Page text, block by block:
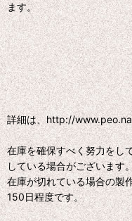
ます。
詳細は、http://
在庫を確保すべく努力をし
している場合がございます
在庫が切れている場合の製
150日程度です。